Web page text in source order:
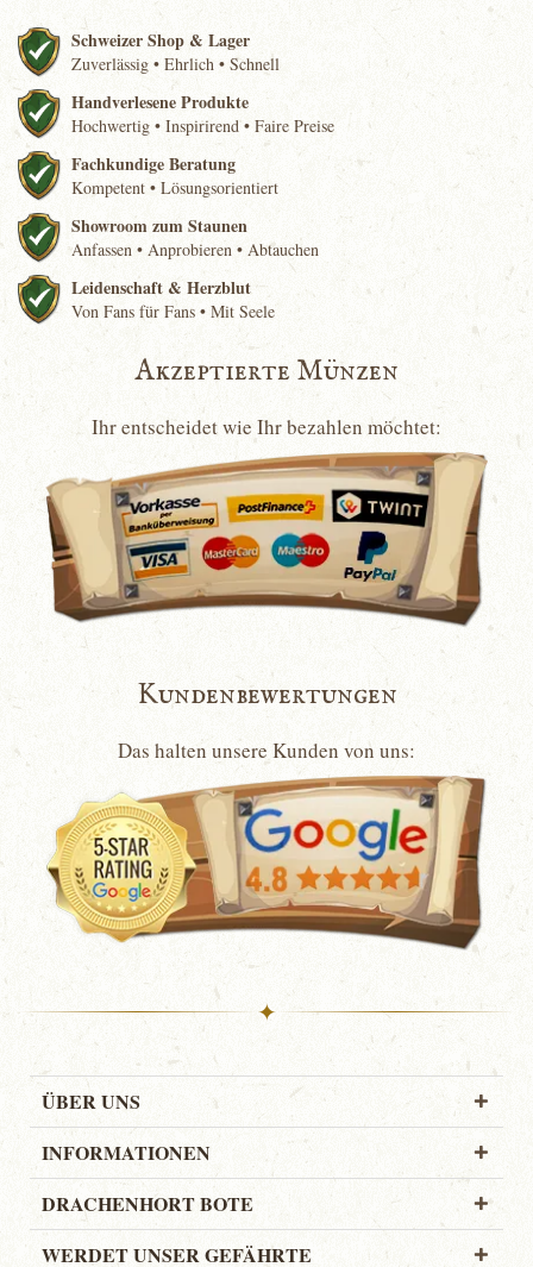
Schweizer Shop & Lager
Zuverlässig • Ehrlich • Schnell
Handverlesene Produkte
Hochwertig • Inspirirend • Faire Preise
Fachkundige Beratung
Kompetent • Lösungsorientiert
Showroom zum Staunen
Anfassen • Anprobieren • Abtauchen
Leidenschaft & Herzblut
Von Fans für Fans • Mit Seele
Akzeptierte Münzen
Ihr entscheidet wie Ihr bezahlen möchtet:
Kundenbewertungen
Das halten unsere Kunden von uns:
✦
ÜBER UNS
INFORMATIONEN
DRACHENHORT BOTE
WERDET UNSER GEFÄHRTE